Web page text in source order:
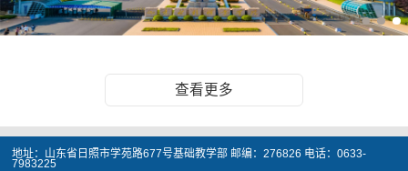
查看更多
地址：山东省日照市学苑路677号基础教学部 邮编：276826 电话：0633-
7983225